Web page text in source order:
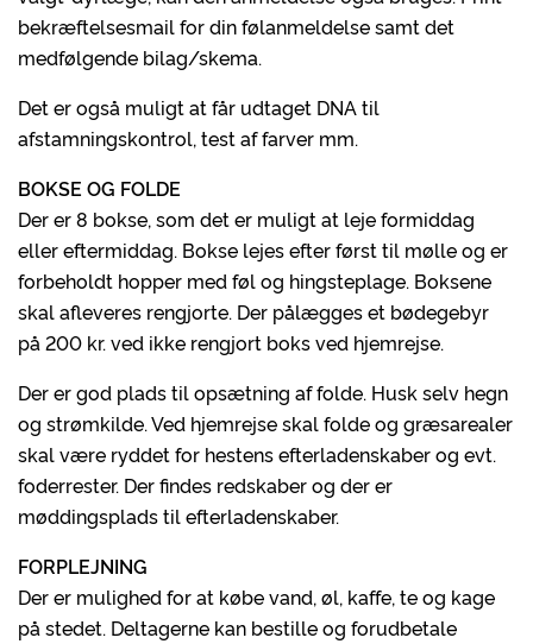
bekræftelsesmail for din følanmeldelse samt det
medfølgende bilag/skema.
Det er også muligt at får udtaget DNA til
afstamningskontrol, test af farver mm.
BOKSE OG FOLDE
Der er 8 bokse, som det er muligt at leje formiddag
eller eftermiddag. Bokse lejes efter først til mølle og er
forbeholdt hopper med føl og hingsteplage. Boksene
skal afleveres rengjorte. Der pålægges et bødegebyr
på 200 kr. ved ikke rengjort boks ved hjemrejse.
Der er god plads til opsætning af folde. Husk selv hegn
og strømkilde. Ved hjemrejse skal folde og græsarealer
skal være ryddet for hestens efterladenskaber og evt.
foderrester. Der findes redskaber og der er
møddingsplads til efterladenskaber.
FORPLEJNING
Der er mulighed for at købe vand, øl, kaffe, te og kage
på stedet. Deltagerne kan bestille og forudbetale